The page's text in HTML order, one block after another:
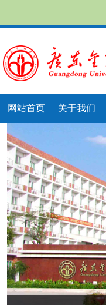
网站首页 关于我们